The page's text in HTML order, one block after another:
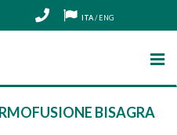
ITA/ENG
BISAGRA